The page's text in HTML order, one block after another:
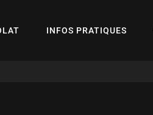
INFOS PRATIQUES